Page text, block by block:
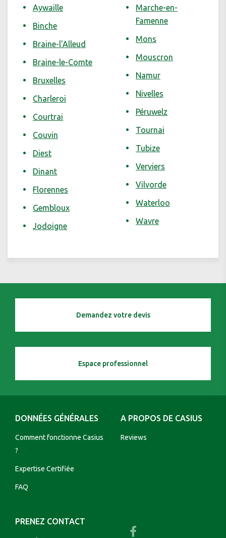
Aywaille
Binche
Braine-l'Alleud
Braine-le-Comte
Bruxelles
Charleroi
Courtrai
Couvin
Diest
Dinant
Florennes
Gembloux
Jodoigne
Marche-en-
Famenne
Mons
Mouscron
Namur
Nivelles
Péruwelz
Tournai
Tubize
Verviers
Vilvorde
Waterloo
Wavre
Demandez votre devis
Espace professionnel
DONNÉES GÉNÉRALES
Comment fonctionne Casius
?
Expertise Certifiée
FAQ
A PROPOS DE CASIUS
Reviews
PRENEZ CONTACT